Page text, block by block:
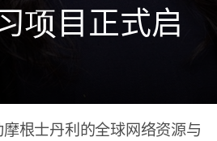
项目正式启
根士丹利的全球网络资源与